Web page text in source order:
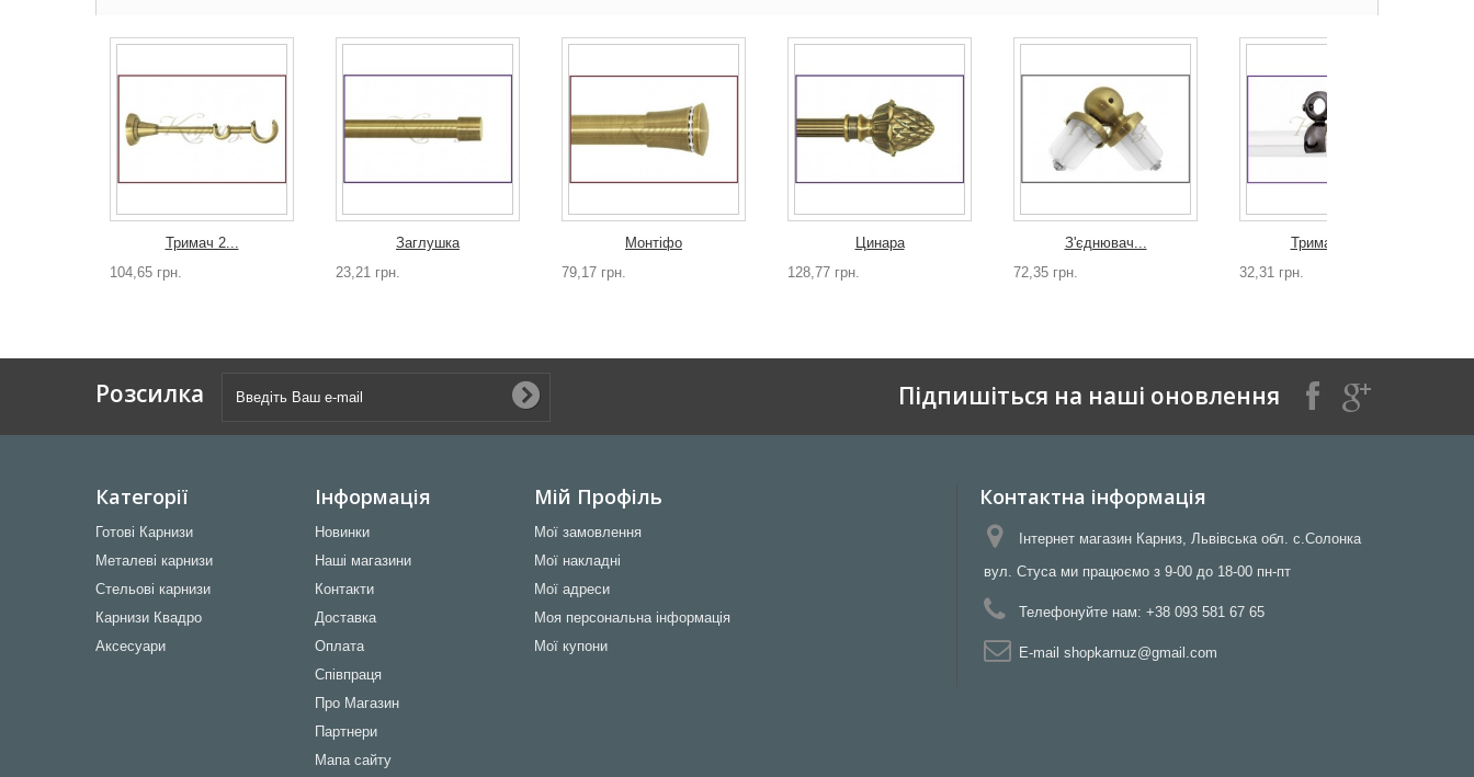
Тримач 2...
104,65 грн.
Заглушка
23,21 грн.
Монтіфо
79,17 грн.
Цинара
128,77 грн.
З'єднювач...
72,35 грн.
Тримач 3-ї...
32,31 грн.
Розсилка Підпишіться на наші оновлення
Категорії
Готові Карнизи
Металеві карнизи
Стельові карнизи
Карнизи Квадро
Аксесуари
Інформація
Новинки
Наші магазини
Контакти
Доставка
Оплата
Співпраця
Про Магазин
Партнери
Мапа сайту
Мій Профіль
Мої замовлення
Мої накладні
Мої адреси
Моя персональна інформація
Мої купони
Контактна інформація
Інтернет магазин Карниз, Львівська обл. с.Солонка
вул. Стуса ми працюємо з 9-00 до 18-00 пн-пт
Телефонуйте нам: +38 093 581 67 65
E-maіl shopkarnuz@gmail.com